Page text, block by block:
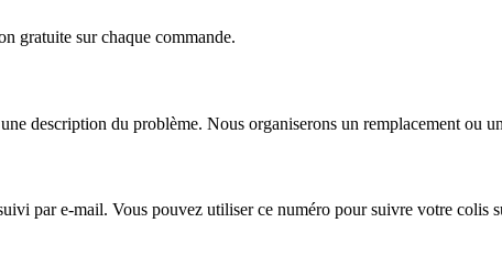
gratuite sur chaque commande.
description du problème. Nous organiserons un remplacement ou
par e-mail. Vous pouvez utiliser ce numéro pour suivre votre colis